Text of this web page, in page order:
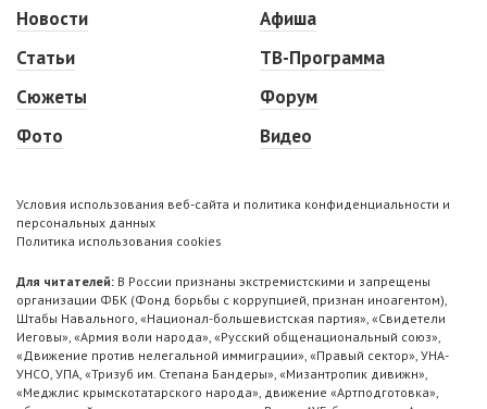
Новости
Статьи
Сюжеты
Фото
Афиша
ТВ-Программа
Форум
Видео
Условия использования веб-сайта и политика конфиденциальности и
персональных данных
Политика использования cookies
Для читателей: В России признаны экстремистскими и запрещены
организации ФБК (Фонд борьбы с коррупцией, признан иноагентом),
Штабы Навального, «Национал-большевистская партия», «Свидетели
Иеговы», «Армия воли народа», «Русский общенациональный союз»,
«Движение против нелегальной иммиграции», «Правый сектор», УНА-
УНСО, УПА, «Тризуб им. Степана Бандеры», «Мизантропик дивижн»,
«Меджлис крымскотатарского народа», движение «Артподготовка»,